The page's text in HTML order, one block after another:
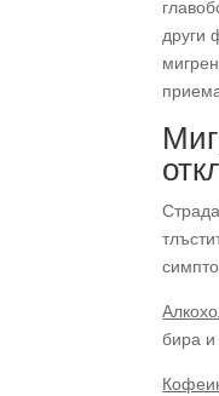
други
бира и